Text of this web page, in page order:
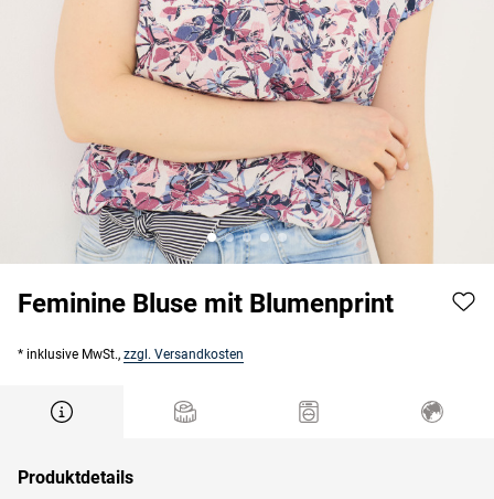
Feminine Bluse mit Blumenprint
* inklusive MwSt., zzgl. Versandkosten
Produktdetails